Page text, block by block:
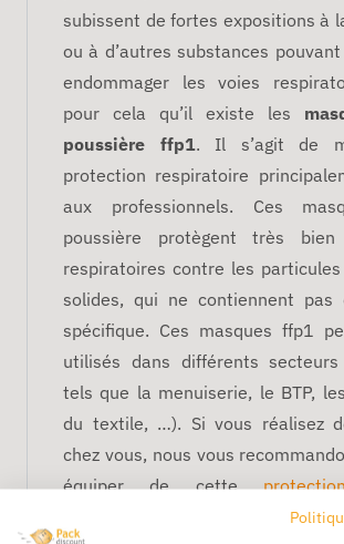
subissent de fortes expositions à
ou à d’autres substances
endommager les voies
pour cela qu’il existe les
poussière ffp1. Il s’agit de
protection respiratoire
aux professionnels. Ces
poussière protègent très
respiratoires contre les
solides, qui ne contiennent pas
spécifique. Ces masques ffp1
utilisés dans différents secteurs
tels que la menuiserie, le BTP,
du textile, …). Si vous réalisez
chez vous, nous vous
équiper de cette
également que ce masque